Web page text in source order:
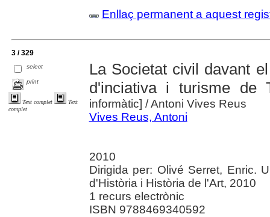
Enllaç permanent a aquest
3 / 329
select
print
Text complet
Text
complet
La Societat civil davant
d'inciativa i turisme de
informàtic] / Antoni Vives Reus
Vives Reus, Antoni
2010
Dirigida per: Olivé Serret, Enric.
d'Història i Història de l'Art, 2010
1 recurs electrònic
ISBN 9788469340592